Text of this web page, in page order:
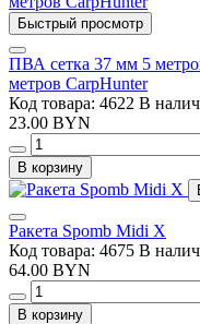
Быстрый просмотр
ПВА сетка 37 мм 5
метров CarpHunter
Код товара: 4622 В
23.00 BYN
В корзину
Ракета Spomb Midi X
Код товара: 4675 В
64.00 BYN
В корзину